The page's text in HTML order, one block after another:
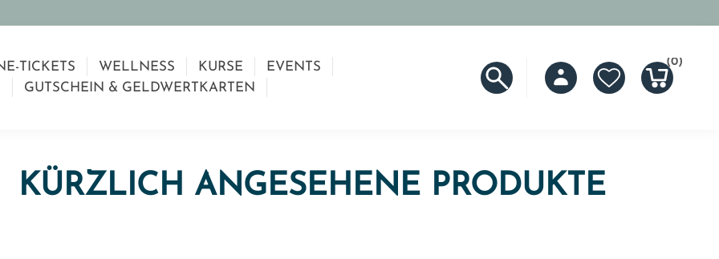
TICKETS WELLNESS KURSE
EVENTS
GUTSCHEIN & GELDWERTKARTEN
(0)
KÜRZLICH ANGESEHENE PRODUKTE